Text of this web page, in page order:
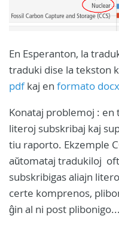
En Esperanton, la
traduki dise la tekston
pdfkaj en formato docx
Konataj problemoj : en
literoj subskribaj kaj
tiu raporto. Ekzemple
aŭtomataj tradukiloj
subskribigas aliajn
certe komprenos,
ĝin al ni post